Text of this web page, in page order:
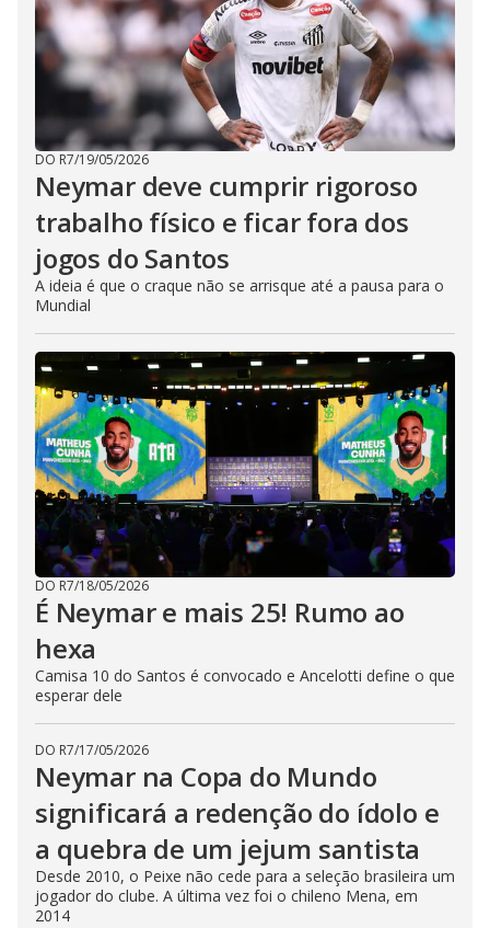
DO R7/19/05/2026
Neymar deve cumprir rigoroso
trabalho físico e ficar fora dos
jogos do Santos
A ideia é que o craque não se arrisque até a pausa para o
Mundial
DO R7/18/05/2026
É Neymar e mais 25! Rumo ao
hexa
Camisa 10 do Santos é convocado e Ancelotti define o que
esperar dele
DO R7/17/05/2026
Neymar na Copa do Mundo
significará a redenção do ídolo e
a quebra de um jejum santista
Desde 2010, o Peixe não cede para a seleção brasileira um
jogador do clube. A última vez foi o chileno Mena, em
2014